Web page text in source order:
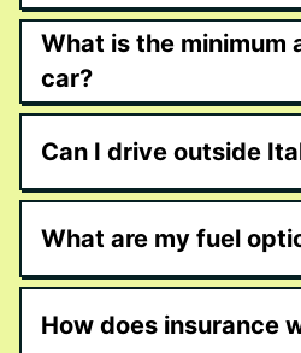
What is the minimum
car?
Can I drive outside
What are my fuel
How does insurance